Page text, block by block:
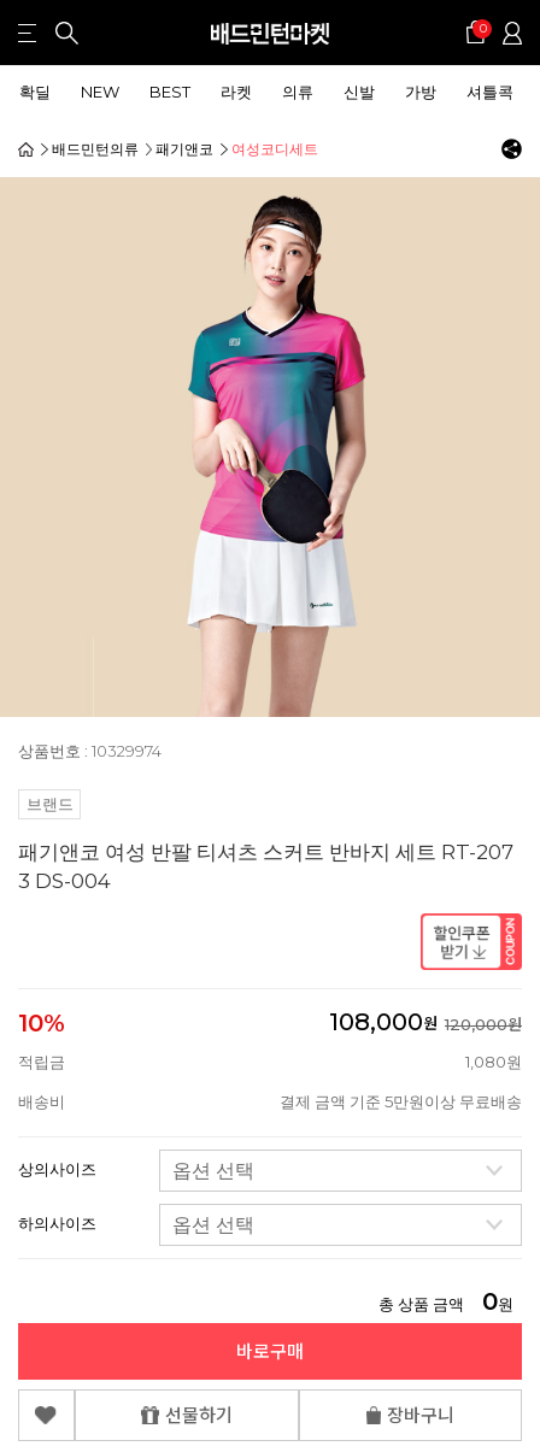
0
확딜 NEW BEST 라켓 의류 신발 가방 셔틀콕
배드민턴의류 패기앤코 여성코디세트
상품번호 : 10329974
브랜드
패기앤코 여성 반팔 티셔츠 스커트 반바지 세트 RT-207
3 DS-004
10% 108,000원 120,000원
적립금
1,080원
배송비 결제 금액 기준 5만원이상 무료배송
상의사이즈
하의사이즈
총 상품 금액 0원
바로구매
선물하기 장바구니